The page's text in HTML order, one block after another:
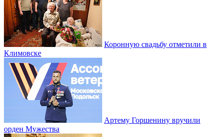
Коронную свадьбу отметили в
Климовске
Артему Горшенину вручили
орден Мужества